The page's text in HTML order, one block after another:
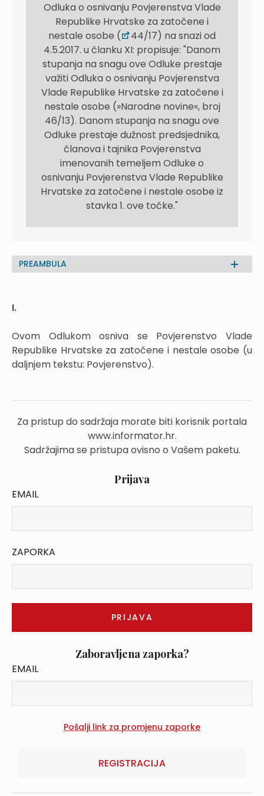
Odluka o osnivanju Povjerenstva Vlade
Republike Hrvatske za zatočene i
nestale osobe (
44/17) na snazi od
4.5.2017. u članku XI: propisuje: "Danom
stupanja na snagu ove Odluke prestaje
važiti Odluka o osnivanju Povjerenstva
Vlade Republike Hrvatske za zatočene i
nestale osobe (»Narodne novine«, broj
46/13). Danom stupanja na snagu ove
Odluke prestaje dužnost predsjednika,
članova i tajnika Povjerenstva
imenovanih temeljem Odluke o
osnivanju Povjerenstva Vlade Republike
Hrvatske za zatočene i nestale osobe iz
stavka 1. ove točke."
PREAMBULA
I.
Ovom Odlukom osniva se Povjerenstvo Vlade
Republike Hrvatske za zatočene i nestale osobe (u
daljnjem tekstu: Povjerenstvo).
Za pristup do sadržaja morate biti korisnik portala
www.informator.hr.
Sadržajima se pristupa ovisno o Vašem paketu.
Prijava
EMAIL
ZAPORKA
Zaboravljena zaporka?
EMAIL
REGISTRACIJA